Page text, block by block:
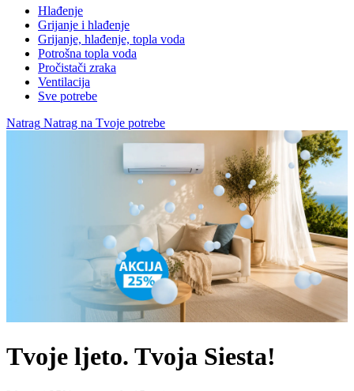
Hlađenje
Grijanje i hlađenje
Grijanje, hlađenje, topla voda
Potrošna topla voda
Pročistači zraka
Ventilacija
Sve potrebe
Natrag Natrag na Tvoje potrebe
Tvoje ljeto. Tvoja Siesta!